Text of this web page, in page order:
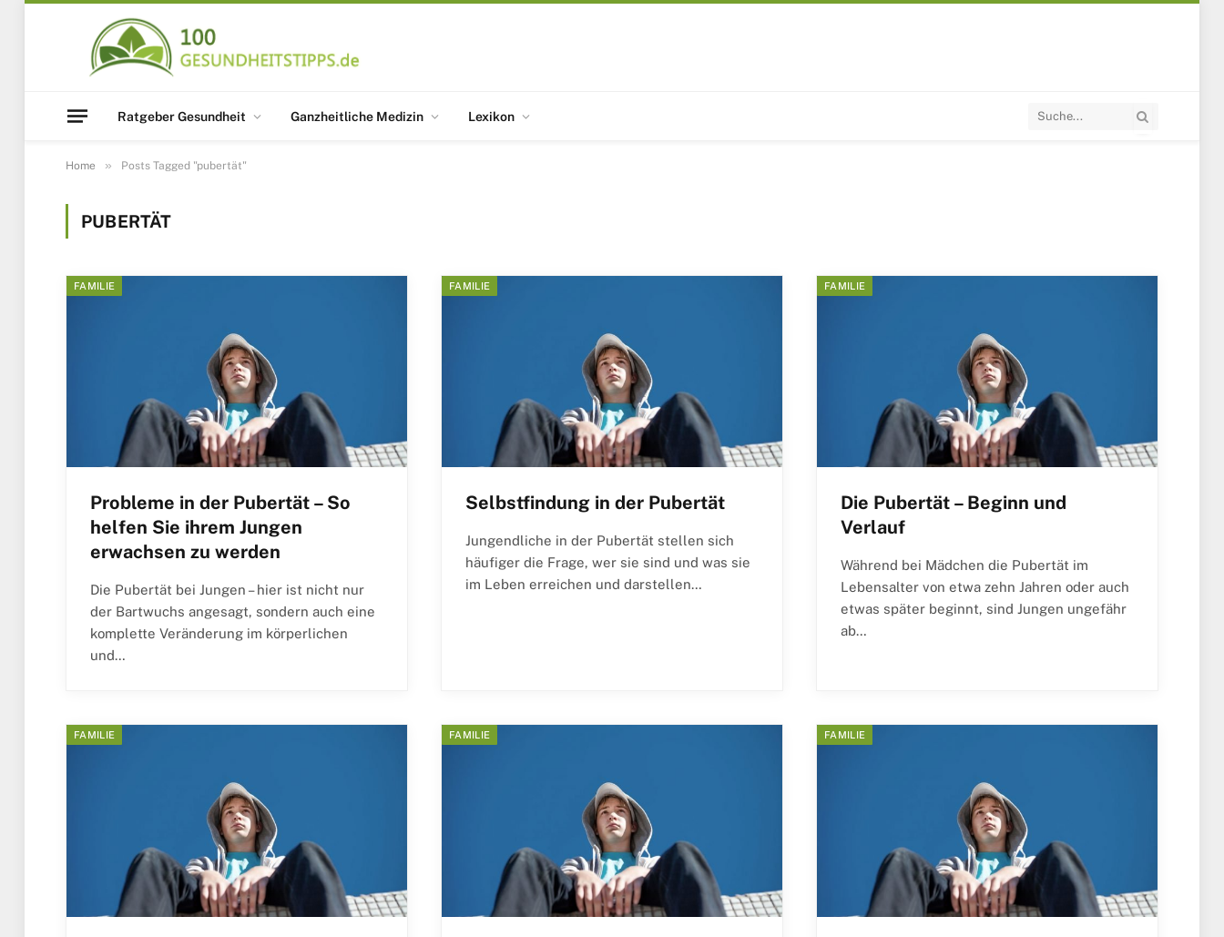
Ratgeber Gesundheit Ganzheitliche Medizin Lexikon
Home » Posts Tagged "pubertät"
PUBERTÄT
FAMILIE
Probleme in der Pubertät – So
helfen Sie ihrem Jungen
erwachsen zu werden
Die Pubertät bei Jungen – hier ist nicht nur
der Bartwuchs angesagt, sondern auch eine
komplette Veränderung im körperlichen
und…
FAMILIE
Selbstfindung in der Pubertät
Jungendliche in der Pubertät stellen sich
häufiger die Frage, wer sie sind und was sie
im Leben erreichen und darstellen…
FAMILIE
Die Pubertät – Beginn und
Verlauf
Während bei Mädchen die Pubertät im
Lebensalter von etwa zehn Jahren oder auch
etwas später beginnt, sind Jungen ungefähr
ab…
FAMILIE FAMILIE FAMILIE